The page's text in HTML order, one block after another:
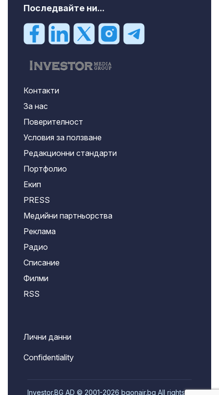
Последвайте ни...
Контакти
За нас
Поверителност
Условия за ползване
Редакционни стандарти
Портфолио
Екип
PRESS
Медийни партньорства
Реклама
Радио
Списание
Филми
RSS
Лични данни
Confidentiality
Investor.BG AD © 2001-2026 bgonair.bg All rights